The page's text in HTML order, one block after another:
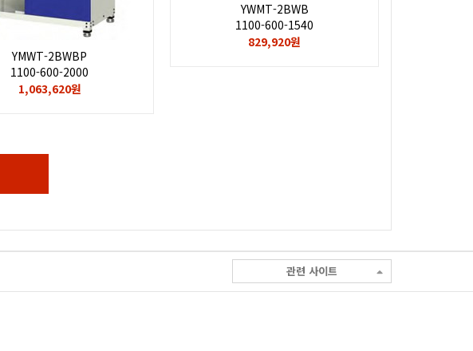
YMWT-2BWBP
1100-600-2000
1,063,620원
YWMT-2BWB
1100-600-1540
829,920원
관련 사이트